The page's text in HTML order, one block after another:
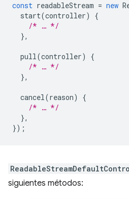
const readableStream = new
start(controller)
{
/* … */
},
pull(controller)
{
/* … */
},
cancel(reason)
{
/* … */
},
});
siguientes métodos: